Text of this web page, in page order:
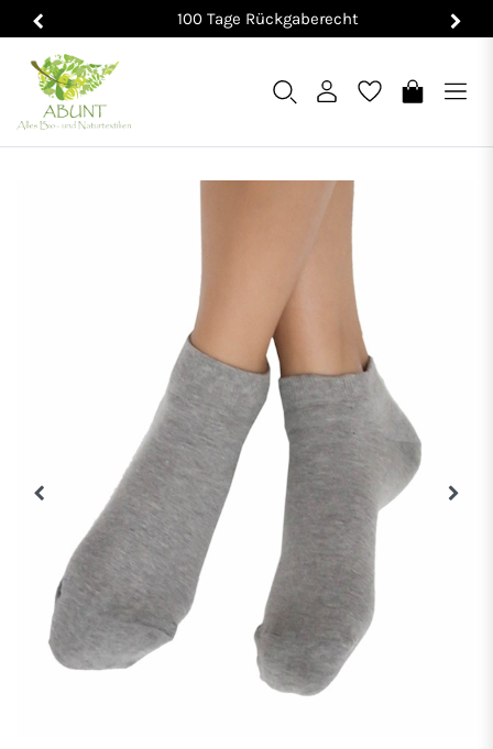
100 Tage Rückgaberecht